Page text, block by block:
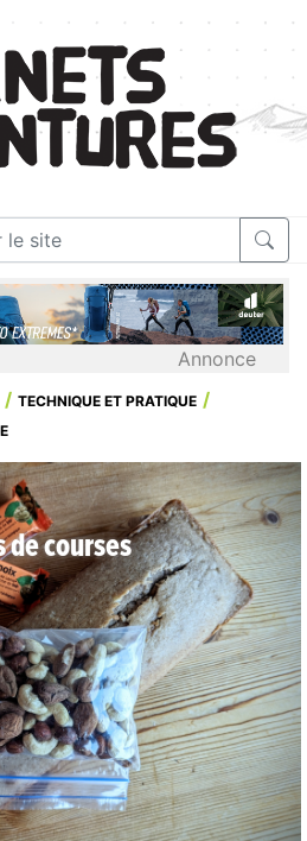
Annonce
TECHNIQUE ET PRATIQUE
de courses